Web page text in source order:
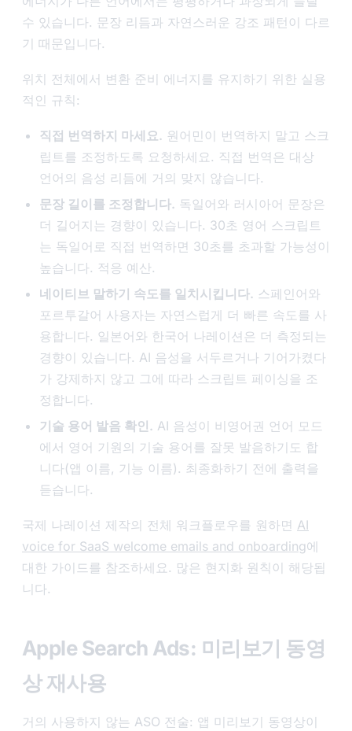
수 있습니다. 문장 리듬과 자연스러운 강조 패턴이 다르
기 때문입니다.
위치 전체에서 변환 준비 에너지를 유지하기 위한 실용
적인 규칙:
직접 번역하지 마세요. 원어민이 번역하지 말고 스크
립트를 조정하도록 요청하세요. 직접 번역은 대상
언어의 음성 리듬에 거의 맞지 않습니다.
문장 길이를 조정합니다. 독일어와 러시아어 문장은
더 길어지는 경향이 있습니다. 30초 영어 스크립트
는 독일어로 직접 번역하면 30초를 초과할 가능성이
높습니다. 적응 예산.
네이티브 말하기 속도를 일치시킵니다. 스페인어와
포르투갈어 사용자는 자연스럽게 더 빠른 속도를 사
용합니다. 일본어와 한국어 나레이션은 더 측정되는
경향이 있습니다. AI 음성을 서두르거나 기어가켰다
가 강제하지 않고 그에 따라 스크립트 페이싱을 조
정합니다.
기술 용어 발음 확인. AI 음성이 비영어권 언어 모드
에서 영어 기원의 기술 용어를 잘못 발음하기도 합
니다(앱 이름, 기능 이름). 최종화하기 전에 출력을
듣습니다.
국제 나레이션 제작의 전체 워크플로우를 원하면 AI
voice for SaaS welcome emails and onboarding에
대한 가이드를 참조하세요. 많은 현지화 원칙이 해당됩
니다.
Apple Search Ads: 미리보기 동영
상 재사용
거의 사용하지 않는 ASO 전술: 앱 미리보기 동영상이